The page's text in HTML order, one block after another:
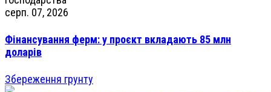
серп. 07, 2026
Фінансування ферм: у проєкт вкладають 85 млн
доларів
Збереження грунту